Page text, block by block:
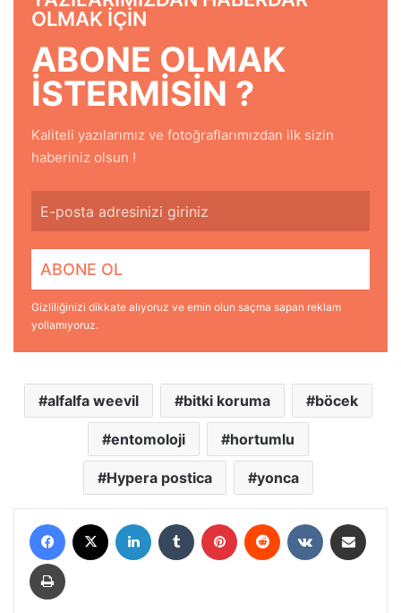
OLMAK IÇIN
ABONE OLMAK
ISTERMISIN ?
Kaliteli yazılarımız ve fotoğraflarımızdan ilk sizin
haberiniz olsun !
Gizliliğinizi dikkate alıyoruz ve emin olun saçma sapan reklam
yollamıyoruz.
alfalfa weevil bitki koruma böcek
entomoloji hortumlu
Hypera postica yonca